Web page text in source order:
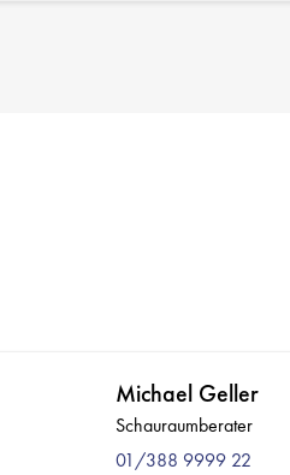
Michael Geller
Schauraumberater
01/388 9999 22